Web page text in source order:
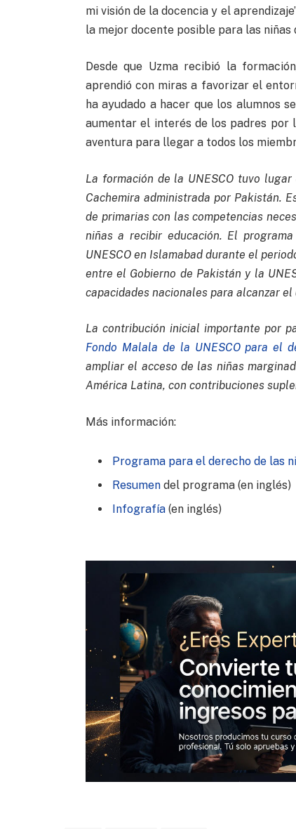
mi visión de la docencia y el
la mejor docente posible para las niñas
Desde que Uzma recibió la
aprendió con miras a favorizar el
ha ayudado a hacer que los alumnos
aumentar el interés de los padres por
aventura para llegar a todos los
La formación de la UNESCO tuvo
Cachemira administrada por Pakistán.
de primarias con las competencias
niñas a recibir educación. El
UNESCO en Islamabad durante el
entre el Gobierno de Pakistán y la
capacidades nacionales para alcanzar
La contribución inicial importante por
Fondo Malala de la UNESCO para el
ampliar el acceso de las niñas
América Latina, con contribuciones
Más información:
Programa para el derecho de las
Resumendel programa (en inglés)
Infografía(en inglés)